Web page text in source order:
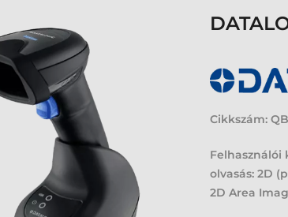
Cikkszám:
Felhasználói
olvasás: 2D
2D Area